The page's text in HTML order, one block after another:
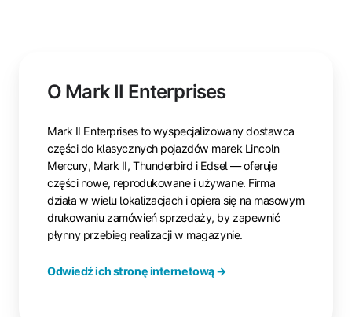
O Mark II Enterprises
Mark II Enterprises to wyspecjalizowany dostawca
części do klasycznych pojazdów marek Lincoln
Mercury, Mark II, Thunderbird i Edsel — oferuje
części nowe, reprodukowane i używane. Firma
działa w wielu lokalizacjach i opiera się na masowym
drukowaniu zamówień sprzedaży, by zapewnić
płynny przebieg realizacji w magazynie.
Odwiedź ich stronę internetową →